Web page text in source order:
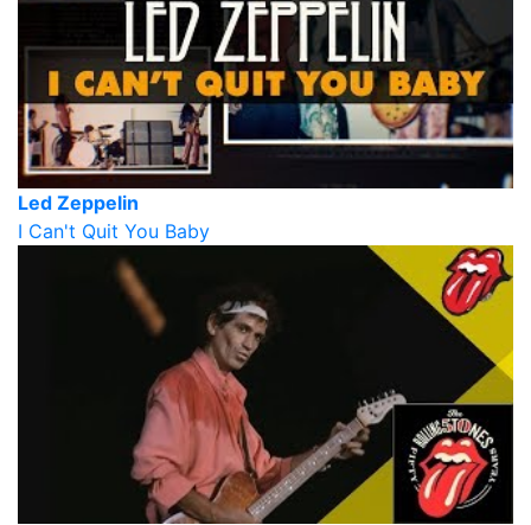
Led Zeppelin
I Can't Quit You Baby